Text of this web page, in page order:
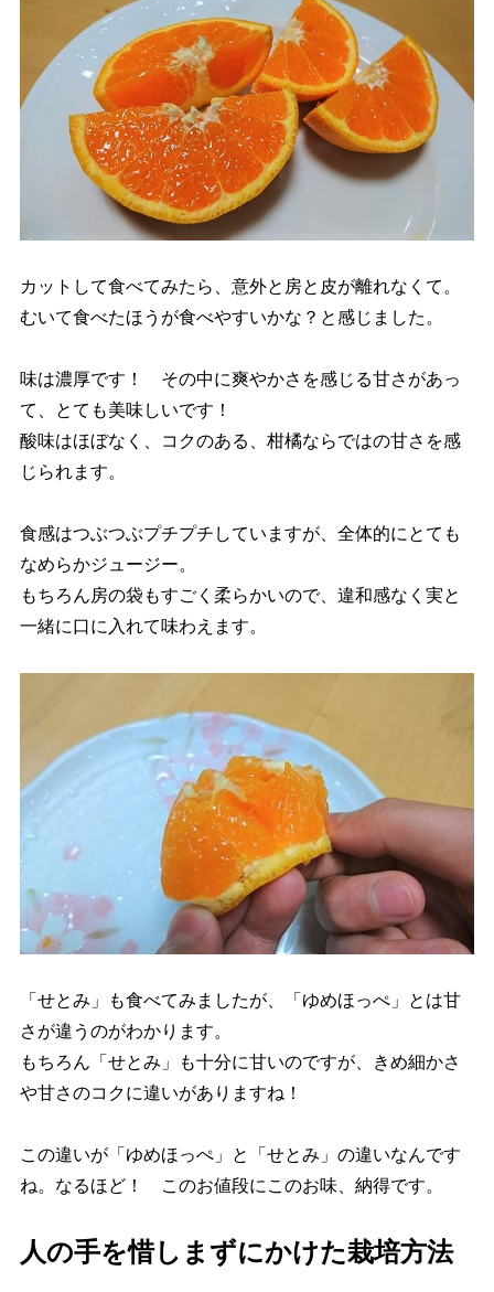
カットして食べてみたら、意外と房と皮が離れなくて。
むいて食べたほうが食べやすいかな？と感じました。
味は濃厚です！ その中に爽やかさを感じる甘さがあっ
て、とても美味しいです！
酸味はほぼなく、コクのある、柑橘ならではの甘さを感
じられます。
食感はつぶつぶプチプチしていますが、全体的にとても
なめらかジュージー。
もちろん房の袋もすごく柔らかいので、違和感なく実と
一緒に口に入れて味わえます。
「せとみ」も食べてみましたが、「ゆめほっぺ」とは甘
さが違うのがわかります。
もちろん「せとみ」も十分に甘いのですが、きめ細かさ
や甘さのコクに違いがありますね！
この違いが「ゆめほっぺ」と「せとみ」の違いなんです
ね。なるほど！ このお値段にこのお味、納得です。
人の手を惜しまずにかけた栽培方法